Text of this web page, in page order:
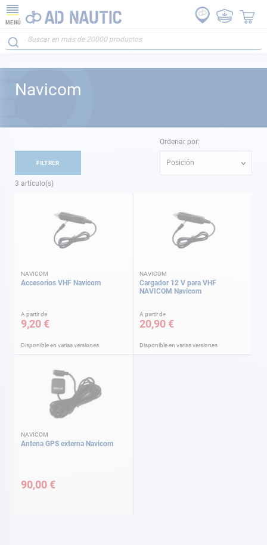
MENÚ
Navicom
3 artículo(s)
Ordenar por:
Posición
NAVICOM
Accesorios VHF Navicom
A partir de
9,20 €
Disponible en varias versiones
NAVICOM
Cargador 12 V para VHF
NAVICOM Navicom
A partir de
20,90 €
Disponible en varias versiones
NAVICOM
Antena GPS externa Navicom
90,00 €
FILTRER